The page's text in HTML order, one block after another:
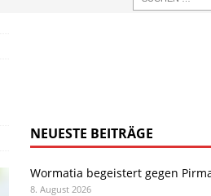
NEUESTE BEITRÄGE
Wormatia begeistert gegen
8. August 2026